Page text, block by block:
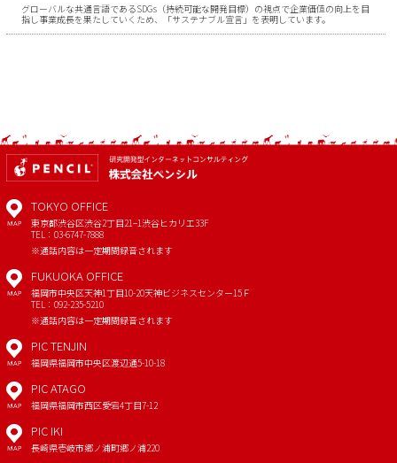
グローバルな共通言語であるSDGs（持続可能な開発目標）の視点で企業価値の向上を目
指し事業成長を果たしていくため、「サステナブル宣言」を表明しています。
MAP
TOKYO OFFICE
東京都渋谷区渋谷2丁目21−1渋谷ヒカリエ33F
TEL：03-6747-7888
※通話内容は一定期間録音されます
MAP
FUKUOKA OFFICE
福岡市中央区天神1丁目10-20天神ビジネスセンター15Ｆ
TEL：092-235-5210
※通話内容は一定期間録音されます
MAP
PIC TENJIN
福岡県福岡市中央区渡辺通5-10-18
MAP
PIC ATAGO
福岡県福岡市西区愛宕4丁目7-12
MAP
PIC IKI
長崎県壱岐市郷ノ浦町郷ノ浦220